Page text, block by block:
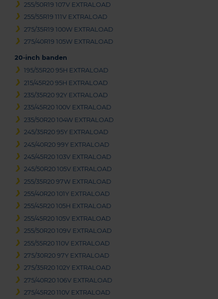
255/50R19 107V EXTRALOAD
255/55R19 111V EXTRALOAD
275/35R19 100W EXTRALOAD
275/40R19 105W EXTRALOAD
20-inch banden
195/55R20 95H EXTRALOAD
215/45R20 95H EXTRALOAD
235/35R20 92Y EXTRALOAD
235/45R20 100V EXTRALOAD
235/50R20 104W EXTRALOAD
245/35R20 95Y EXTRALOAD
245/40R20 99Y EXTRALOAD
245/45R20 103V EXTRALOAD
245/50R20 105V EXTRALOAD
255/35R20 97W EXTRALOAD
255/40R20 101Y EXTRALOAD
255/45R20 105H EXTRALOAD
255/45R20 105V EXTRALOAD
255/50R20 109V EXTRALOAD
255/55R20 110V EXTRALOAD
275/30R20 97Y EXTRALOAD
275/35R20 102Y EXTRALOAD
275/40R20 106V EXTRALOAD
275/45R20 110V EXTRALOAD